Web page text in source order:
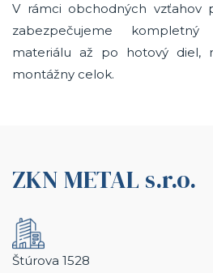
V rámci obchodných vzťahov
zabezpečujeme
materiálu až po hotový diel,
montážny celok.
ZKN METAL s.r.o.
Štúrova 1528